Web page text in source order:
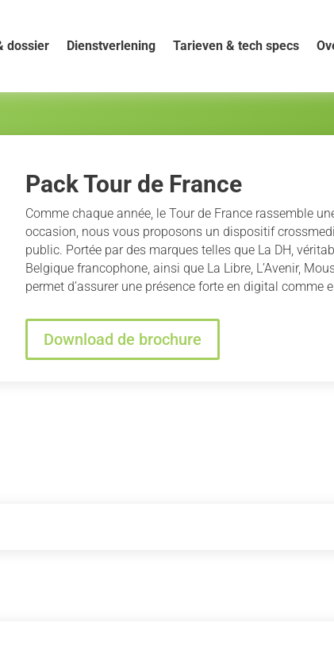
dossier Dienstverlening Tarieven & tech specs
Pack Tour de France
Comme chaque année, le Tour de France rassemble
occasion, nous vous proposons un dispositif
public. Portée par des marques telles que La DH,
Belgique francophone, ainsi que La Libre, L’Avenir,
permet d’assurer une présence forte en digital comme
Download de brochure